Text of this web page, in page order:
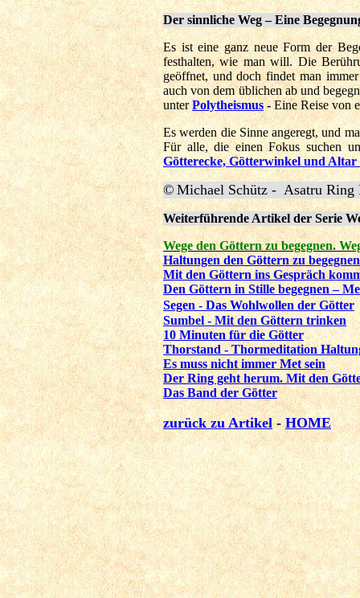
Der sinnliche Weg – Eine
Es ist eine ganz neue Form der
festhalten, wie man will. Die
geöffnet, und doch findet man
auch von dem üblichen ab und
unterPolytheismus- Eine Reise von
Es werden die Sinne angeregt, und
Für alle, die einen Fokus suchen
Götterecke, Götterwinkel und
© Michael Schütz - Asatru
Weiterführende Artikel der Serie
Wege den Göttern zu begegnen.
Haltungen den Göttern zu begegnen
Mit den Göttern ins Gespräch
Den Göttern in Stille begegnen –
Segen - Das Wohlwollen der Götter
Sumbel - Mit den Göttern trinken
10 Minuten für die Götter
Thorstand - Thormeditation
Es muss nicht immer Met sein
Der Ring geht herum. Mit den
Das Band der Götter
zurück zu Artikel-HOME